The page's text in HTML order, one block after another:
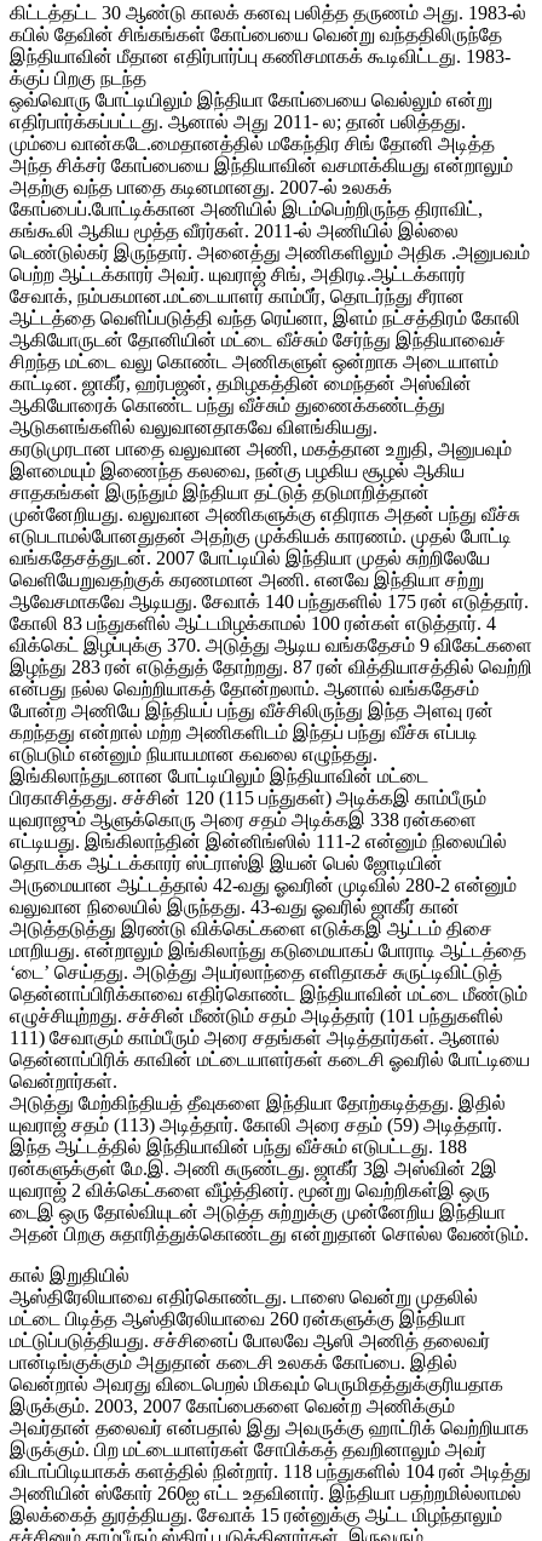
கிட்டத்தட்ட 30 ஆண்டு காலக் கனவு பலித்த தருணம் அது. 1983-ல்
கபில் தேவின் சிங்கங்கள் கோப்பையை வென்று வந்ததிலிருந்தே
இந்தியாவின் மீதான எதிர்பார்ப்பு கணிசமாகக் கூடிவிட்டது. 1983-
க்குப் பிறகு நடந்த
ஒவ்வொரு போட்டியிலும் இந்தியா கோப்பையை வெல்லும் என்று
எதிர்பார்க்கப்பட்டது. ஆனால் அது 2011- ல; தான் பலித்தது.
மும்பை வான்கடே.மைதானத்தில் மகேந்திர சிங் தோனி அடித்த
அந்த சிக்சர் கோப்பையை இந்தியாவின் வசமாக்கியது என்றாலும்
அதற்கு வந்த பாதை கடினமானது. 2007-ல் உலகக்
கோப்பைப்.போட்டிக்கான அணியில் இடம்பெற்றிருந்த திராவிட்,
கங்கூலி ஆகிய மூத்த வீரர்கள். 2011-ல் அணியில் இல்லை
டெண்டுல்கர் இருந்தார். அனைத்து அணிகளிலும் அதிக .அனுபவம்
பெற்ற ஆட்டக்காரர் அவர். யுவராஜ் சிங், அதிரடி.ஆட்டக்காரர்
சேவாக், நம்பகமான.மட்டையாளர் காம்பீர், தொடர்ந்து சீரான
ஆட்டத்தை வெளிப்படுத்தி வந்த ரெய்னா, இளம் நட்சத்திரம் கோலி
ஆகியோருடன் தோனியின் மட்டை வீச்சும் சேர்ந்து இந்தியாவைச்
சிறந்த மட்டை வலு கொண்ட அணிகளுள் ஒன்றாக அடையாளம்
காட்டின. ஜாகீர், ஹர்பஜன், தமிழகத்தின் மைந்தன் அஸ்வின்
ஆகியோரைக் கொண்ட பந்து வீச்சும் துணைக்கண்டத்து
ஆடுகளங்களில் வலுவானதாகவே விளங்கியது.
கரடுமுரடான பாதை வலுவான அணி, மகத்தான உறுதி, அனுபவும்
இளமையும் இணைந்த கலவை, நன்கு பழகிய சூழல் ஆகிய
சாதகங்கள் இருந்தும் இந்தியா தட்டுத் தடுமாறித்தான்
முன்னேறியது. வலுவான அணிகளுக்கு எதிராக அதன் பந்து வீச்சு
எடுபடாமல்போனதுதன் அதற்கு முக்கியக் காரணம். முதல் போட்டி
வங்கதேசத்துடன். 2007 போட்டியில் இந்தியா முதல் சுற்றிலேயே
வெளியேறுவதற்குக் கரணமான அணி. எனவே இந்தியா சற்று
ஆவேசமாகவே ஆடியது. சேவாக் 140 பந்துகளில் 175 ரன் எடுத்தார்.
கோலி 83 பந்துகளில் ஆட்டமிழக்காமல் 100 ரன்கள் எடுத்தார். 4
விக்கெட் இழப்புக்கு 370. அடுத்து ஆடிய வங்கதேசம் 9 விகேட்களை
இழந்து 283 ரன் எடுத்துத் தோற்றது. 87 ரன் வித்தியாசத்தில் வெற்றி
என்பது நல்ல வெற்றியாகத் தோன்றலாம். ஆனால் வங்கதேசம்
போன்ற அணியே இந்தியப் பந்து வீச்சிலிருந்து இந்த அளவு ரன்
கறந்தது என்றால் மற்ற அணிகளிடம் இந்தப் பந்து வீச்சு எப்படி
எடுபடும் என்னும் நியாயமான கவலை எழுந்தது.
இங்கிலாந்துடனான போட்டியிலும் இந்தியாவின் மட்டை
பிரகாசித்தது. சச்சின் 120 (115 பந்துகள்) அடிக்கஇ காம்பீரும்
யுவராஜும் ஆளுக்கொரு அரை சதம் அடிக்கஇ 338 ரன்களை
எட்டியது. இங்கிலாந்தின் இன்னிங்ஸில் 111-2 என்னும் நிலையில்
தொடக்க ஆட்டக்காரர் ஸ்ட்ராஸ்இ இயன் பெல் ஜோடியின்
அருமையான ஆட்டத்தால் 42-வது ஓவரின் முடிவில் 280-2 என்னும்
வலுவான நிலையில் இருந்தது. 43-வது ஓவரில் ஜாகீர் கான்
அடுத்தடுத்து இரண்டு விக்கெட்களை எடுக்கஇ ஆட்டம் திசை
மாறியது. என்றாலும் இங்கிலாந்து கடுமையாகப் போராடி ஆட்டத்தை
‘டை’ செய்தது. அடுத்து அயர்லாந்தை எளிதாகச் சுருட்டிவிட்டுத்
தென்னாப்பிரிக்காவை எதிர்கொண்ட இந்தியாவின் மட்டை மீண்டும்
எழுச்சியுற்றது. சச்சின் மீண்டும் சதம் அடித்தார் (101 பந்துகளில்
111) சேவாகும் காம்பீரும் அரை சதங்கள் அடித்தார்கள். ஆனால்
தென்னாப்பிரிக் காவின் மட்டையாளர்கள் கடைசி ஓவரில் போட்டியை
வென்றார்கள்.
அடுத்து மேற்கிந்தியத் தீவுகளை இந்தியா தோற்கடித்தது. இதில்
யுவராஜ் சதம் (113) அடித்தார். கோலி அரை சதம் (59) அடித்தார்.
இந்த ஆட்டத்தில் இந்தியாவின் பந்து வீச்சும் எடுபட்டது. 188
ரன்களுக்குள் மே.இ. அணி சுருண்டது. ஜாகீர் 3இ அஸ்வின் 2இ
யுவராஜ் 2 விக்கெட்களை வீழ்த்தினர். மூன்று வெற்றிகள்இ ஒரு
டைஇ ஒரு தோல்வியுடன் அடுத்த சுற்றுக்கு முன்னேறிய இந்தியா
அதன் பிறகு சுதாரித்துக்கொண்டது என்றுதான் சொல்ல வேண்டும்.
கால் இறுதியில்
ஆஸ்திரேலியாவை எதிர்கொண்டது. டாஸை வென்று முதலில்
மட்டை பிடித்த ஆஸ்திரேலியாவை 260 ரன்களுக்கு இந்தியா
மட்டுப்படுத்தியது. சச்சினைப் போலவே ஆஸி அணித் தலைவர்
பான்டிங்குக்கும் அதுதான் கடைசி உலகக் கோப்பை. இதில்
வென்றால் அவரது விடைபெறல் மிகவும் பெருமிதத்துக்குரியதாக
இருக்கும். 2003, 2007 கோப்பைகளை வென்ற அணிக்கும்
அவர்தான் தலைவர் என்பதால் இது அவருக்கு ஹாட்ரிக் வெற்றியாக
இருக்கும். பிற மட்டையாளர்கள் சோபிக்கத் தவறினாலும் அவர்
விடாப்பிடியாகக் களத்தில் நின்றார். 118 பந்துகளில் 104 ரன் அடித்து
அணியின் ஸ்கோர் 260ஐ எட்ட உதவினார். இந்தியா பதற்றமில்லாமல்
இலக்கைத் துரத்தியது. சேவாக் 15 ரன்னுக்கு ஆட்ட மிழந்தாலும்
சச்சினும் காம்பீரும் ஸ்திரப் படுத்தினார்கள். இருவரும்